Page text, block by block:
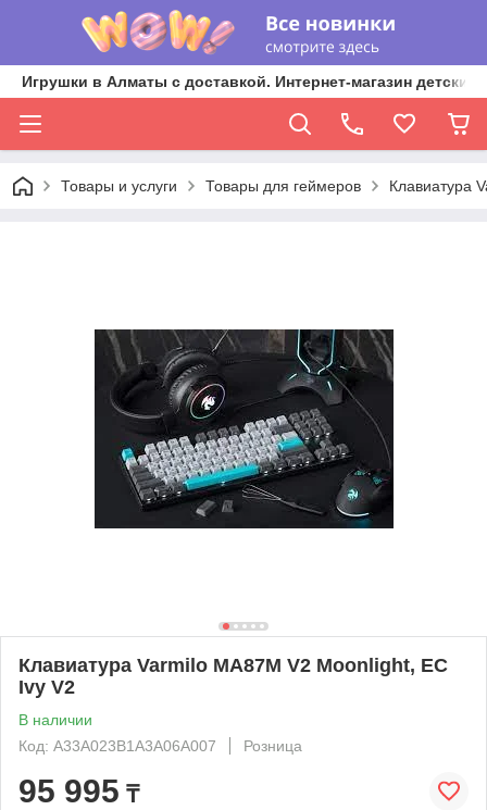
Игрушки в Алматы с доставкой. Интернет-магазин
Товары и услуги Товары для геймеров Клавиатура
Клавиатура Varmilo MA87M V2 Moonlight, EC
Ivy V2
В наличии
Код: A33A023B1A3A06A007
Розница
95 995 ₸